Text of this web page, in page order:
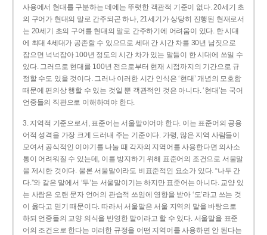
사용에서 현대를 구분하는 데에는 뚜렷한 객관적 기준이 없다. 20세기 초
의 구어가 현대의 말로 간주되곤 하나, 21세기가 상당히 진행된 현재로서
는 20세기 초의 구어를 현대의 말로 간주하기에 어려움이 있다. 한 시대
에 최대 4세대가 공존할 수 있으므로 세대 간 시간 차를 30년 남짓으로
잡으면 넉넉잡아 100년 정도의 시간 차가 있는 말들이 한 시대에 쓰일 수
있다. 그러므로 현대를 100년 전으로부터 현재 시점까지의 기간으로 규
정할 수도 있을 것이다. 그러나 이러한 시간 인식은 ‘현대’ 개념의 모호함
때문에 편의상 행할 수 있는 것일 뿐 객관적인 것은 아니다. ‘현대’는 국어
언중들의 직관으로 이해하여야 한다.
3. 지역적 기준으로서, 표준어는 서울말이어야 한다. 이는 표준어의 공용
어적 성격을 가장 크게 드러내 주는 기준이다. 가령, 많은 지역 사람들이
모여서 공식적인 이야기를 나눌 때 각자의 지역어를 사용한다면 의사소
통이 어려워질 수 있는데, 이를 방지하기 위해 표준어의 조건으로 서울말
을 제시한 것이다. 물론 서울말이라도 비표준적인 요소가 있다. “나두 간
다.”와 같은 말에서 ‘두’는 서울말이기는 하지만 표준어는 아니다. 교양 있
는 사람은 오랜 문자 언어의 관습적 쓰임에 영향을 받아 ‘도’라고 쓰는 것
이 옳다고 믿기 때문이다. 따라서 서울말은 서울 지역의 말을 바탕으로
하되 언중들의 교양 의식을 반영한 말이라고 할 수 있다. 서울말을 표준
어의 조건으로 한다는 이러한 규정을 어떤 지역어를 사용하면 안 된다는